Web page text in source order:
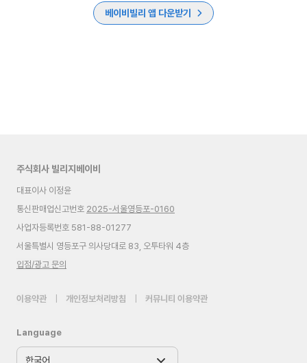
베이비빌리 앱 다운받기
주식회사 빌리지베이비
대표이사 이정윤
통신판매업신고번호 2025-서울영등포-0160
사업자등록번호 581-88-01277
서울특별시 영등포구 의사당대로 83, 오투타워 4층
입점/광고 문의
이용약관 개인정보처리방침 커뮤니티 이용약관
Language